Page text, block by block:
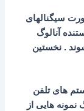
سیگنالهای
آنالوگ
. نخستین
های تلفن
نمونه هایی از